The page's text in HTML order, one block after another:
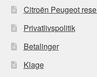
Citroën Peugeot
Privatlivspolitik
Betalinger
Klage